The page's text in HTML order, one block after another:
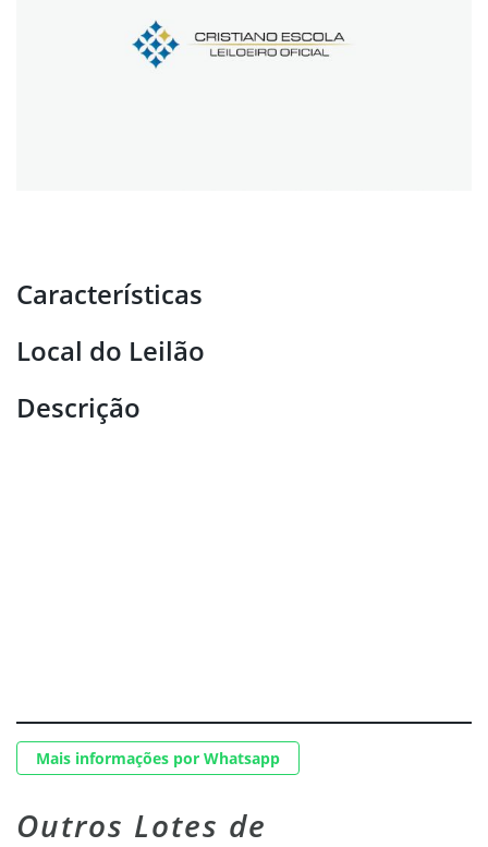
Características
Local do Leilão
Descrição
Mais informações por Whatsapp
Outros Lotes de